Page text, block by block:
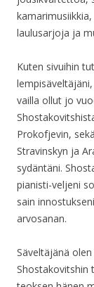
laulusarjoja ja
Kuten sivuihin
vailla ollut jo
Prokofjevin,
Stravinskyn ja
sydäntäni.
pianisti-veljeni
sain
arvosanan.
Säveltäjänä
Shostakovitshin